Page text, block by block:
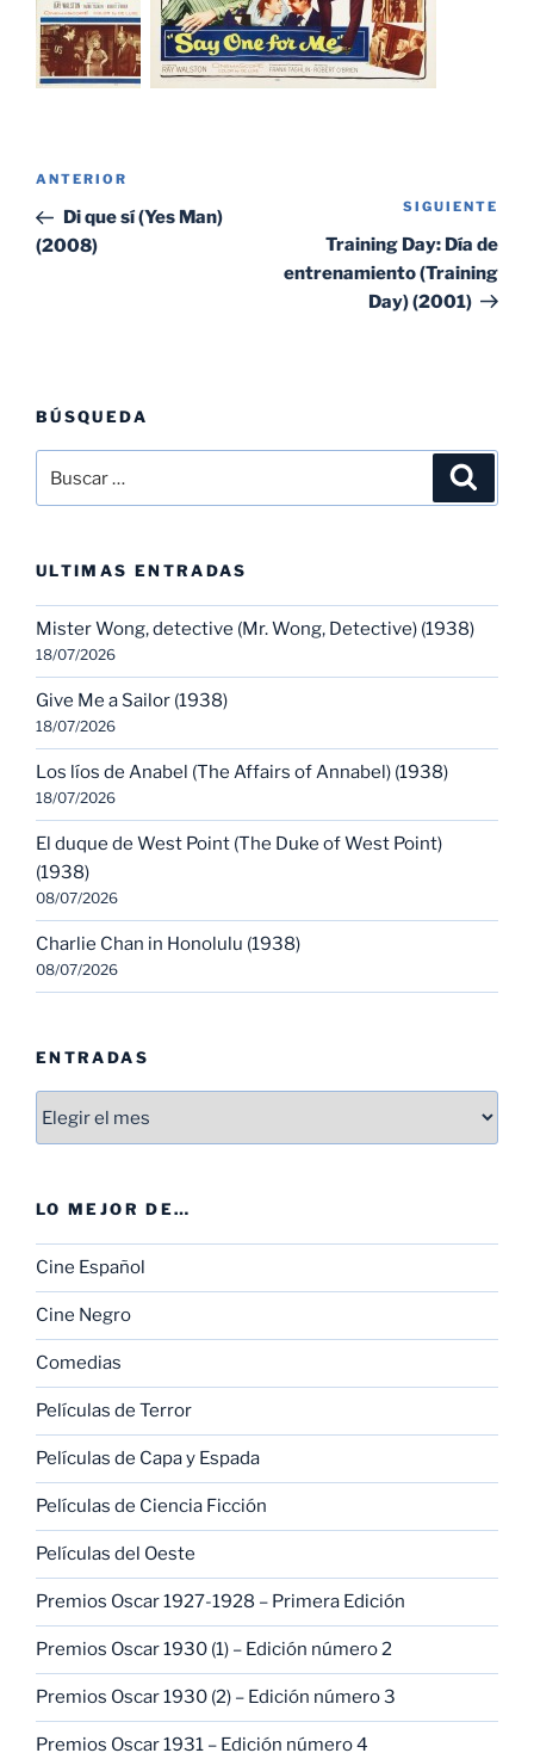
Navegación
entradas
Entrada
anterior:
ANTERIOR
Di que sí (Yes Man)
(2008)
SIGUIENTE
Training Day: Día de
entrenamiento (Training
Day) (2001)
BÚSQUEDA
por:
ULTIMAS ENTRADAS
Mister Wong, detective (Mr. Wong, Detective) (1938)
18/07/2026
Give Me a Sailor (1938)
18/07/2026
Los líos de Anabel (The Affairs of Annabel) (1938)
18/07/2026
El duque de West Point (The Duke of West Point)
(1938)
08/07/2026
Charlie Chan in Honolulu (1938)
08/07/2026
ENTRADAS
LO MEJOR DE…
Cine Español
Cine Negro
Comedias
Películas de Terror
Películas de Capa y Espada
Películas de Ciencia Ficción
Películas del Oeste
Premios Oscar 1927-1928 – Primera Edición
Premios Oscar 1930 (1) – Edición número 2
Premios Oscar 1930 (2) – Edición número 3
Premios Oscar 1931 – Edición número 4